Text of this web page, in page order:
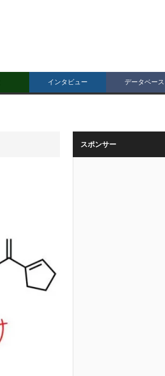
インタビュー データベース
スポンサー